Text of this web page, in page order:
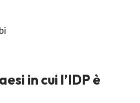
in cui l’IDP è